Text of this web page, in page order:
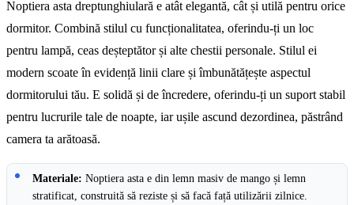
Noptiera asta dreptunghiulară e atât elegantă, cât și utilă pentru orice
dormitor. Combină stilul cu funcționalitatea, oferindu-ți un loc
pentru lampă, ceas deșteptător și alte chestii personale. Stilul ei
modern scoate în evidență linii clare și îmbunătățește aspectul
dormitorului tău. E solidă și de încredere, oferindu-ți un suport stabil
pentru lucrurile tale de noapte, iar ușile ascund dezordinea, păstrând
camera ta arătoasă.
Materiale: Noptiera asta e din lemn masiv de mango și lemn
stratificat, construită să reziste și să facă față utilizării zilnice.